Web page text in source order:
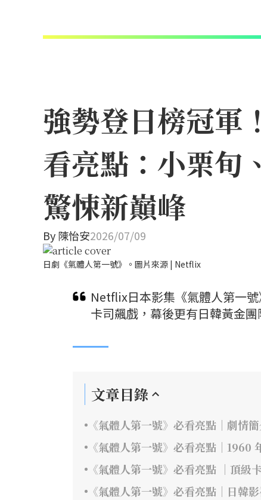
強勢登日榜冠
看亮點：小栗旬
驚悚新巔峰
By陳怡安2026/07/09
日劇《氣體人第一號》。圖片來源 | Netflix
Netflix日本影集《氣體人第一
卡司飆戲，幕後更有日韓黃金
文章目錄
《氣體人第一號》必看亮點｜劇情
《氣體人第一號》必看亮點｜1960
《氣體人第一號》必看亮點 ｜頂級
《氣體人第一號》必看亮點｜日韓